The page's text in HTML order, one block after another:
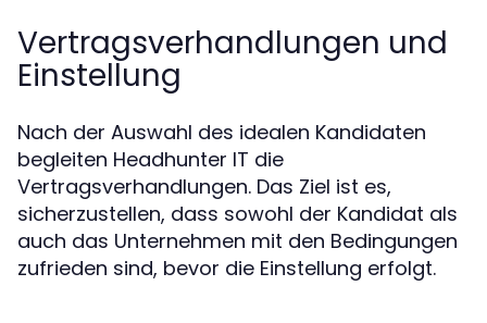
Vertragsverhandlungen und
Einstellung
Nach der Auswahl des idealen Kandidaten
begleiten Headhunter IT die
Vertragsverhandlungen. Das Ziel ist es,
sicherzustellen, dass sowohl der Kandidat als
auch das Unternehmen mit den Bedingungen
zufrieden sind, bevor die Einstellung erfolgt.